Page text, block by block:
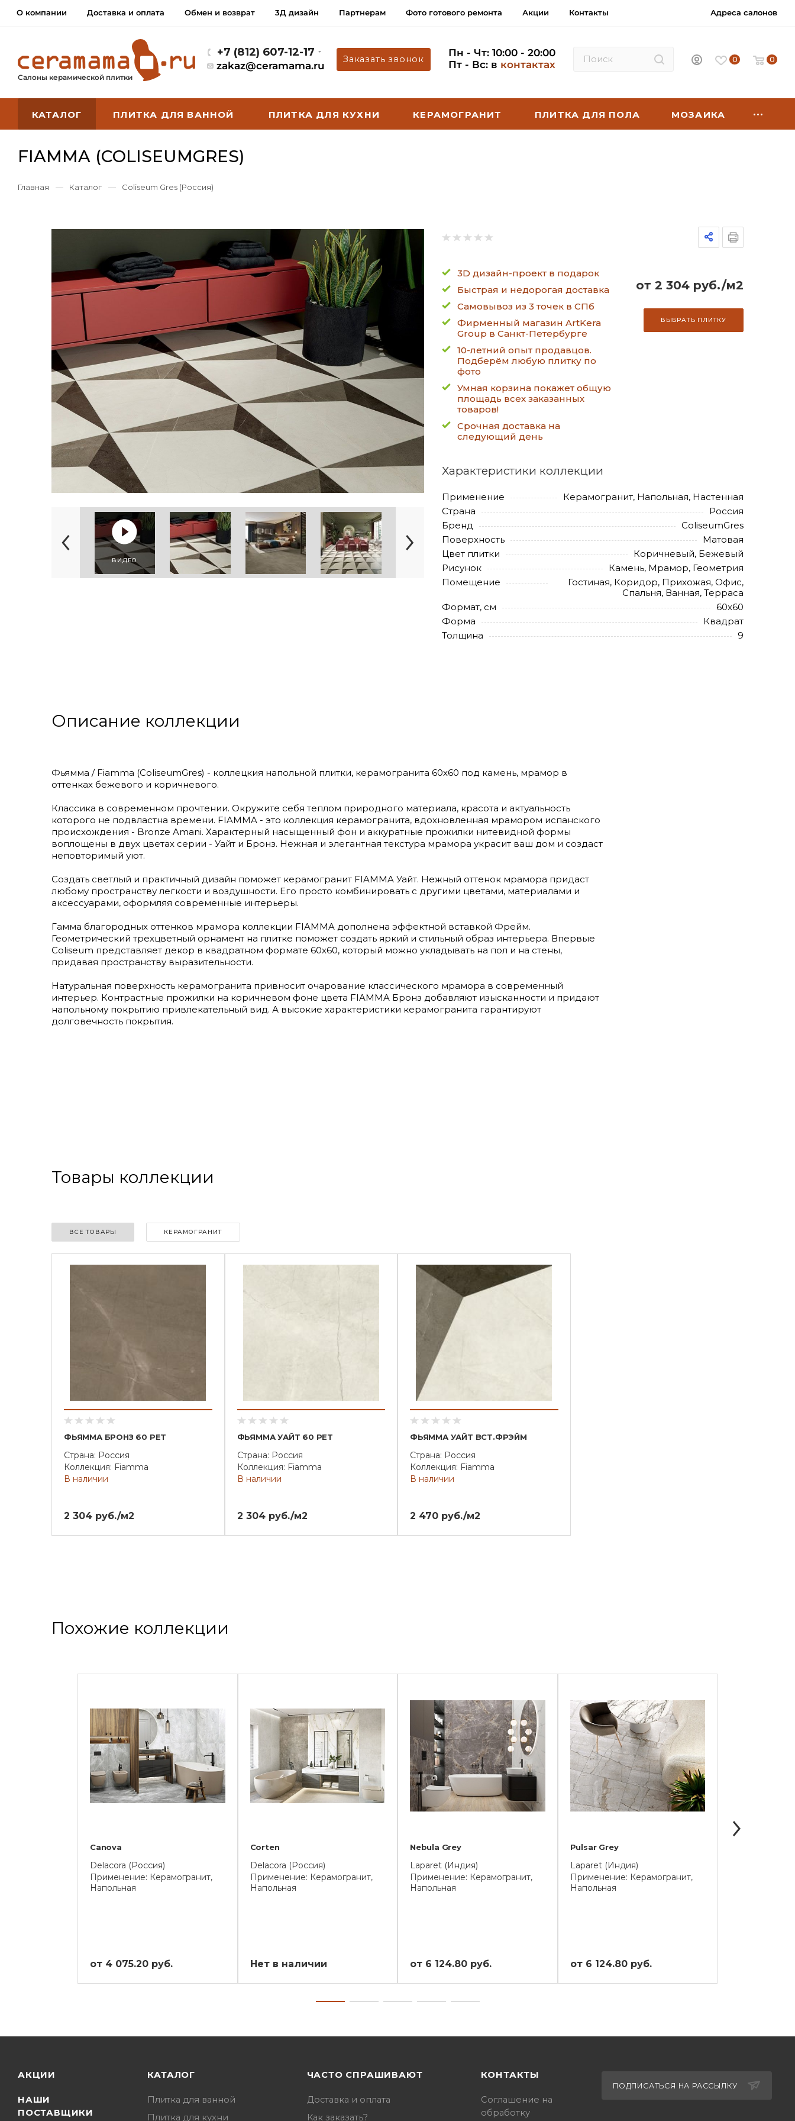
О компании Доставка и оплата Обмен и возврат 3Д дизайн Партнерам Фото готового ремонта Акции Контакты Адреса салонов
Салоны керамической плитки
+7 (812) 607-12-17
zakaz@ceramama.ru
Заказать звонок
Пн - Чт: 10:00 - 20:00
Пт - Вс: в контактах 0 0
КАТАЛОГ ПЛИТКА ДЛЯ ВАННОЙ ПЛИТКА ДЛЯ КУХНИ КЕРАМОГРАНИТ ПЛИТКА ДЛЯ ПОЛА МОЗАИКА
FIAMMA (COLISEUMGRES)
Главная — Каталог — Coliseum Gres (Россия)
ВИДЕО
3D дизайн-проект в подарок
Быстрая и недорогая доставка
Самовывоз из 3 точек в СПб
Фирменный магазин ArtKera
Group в Санкт-Петербурге
10-летний опыт продавцов.
Подберём любую плитку по
фото
Умная корзина покажет общую
площадь всех заказанных
товаров!
Срочная доставка на
следующий день
от 2 304 руб./м2
ВЫБРАТЬ ПЛИТКУ
Характеристики коллекции
Применение
Керамогранит, Напольная, Настенная
Страна
Россия
Бренд
ColiseumGres
Поверхность
Матовая
Цвет плитки
Коричневый, Бежевый
Рисунок
Камень, Мрамор, Геометрия
Помещение
Гостиная, Коридор, Прихожая, Офис,
Спальня, Ванная, Терраса
Формат, см
60x60
Форма
Квадрат
Толщина
9
Описание коллекции
Фьямма / Fiamma (ColiseumGres) - коллецкия напольной плитки, керамогранита 60х60 под камень, мрамор в
оттенках бежевого и коричневого.
Классика в современном прочтении. Окружите себя теплом природного материала, красота и актуальность
которого не подвластна времени. FIAMMA - это коллекция керамогранита, вдохновленная мрамором испанского
происхождения - Bronze Amani. Характерный насыщенный фон и аккуратные прожилки нитевидной формы
воплощены в двух цветах серии - Уайт и Бронз. Нежная и элегантная текстура мрамора украсит ваш дом и создаст
неповторимый уют.
Создать светлый и практичный дизайн поможет керамогранит FIAMMA Уайт. Нежный оттенок мрамора придаст
любому пространству легкости и воздушности. Его просто комбинировать с другими цветами, материалами и
аксессуарами, оформляя современные интерьеры.
Гамма благородных оттенков мрамора коллекции FIAMMA дополнена эффектной вставкой Фрейм.
Геометрический трехцветный орнамент на плитке поможет создать яркий и стильный образ интерьера. Впервые
Coliseum представляет декор в квадратном формате 60х60, который можно укладывать на пол и на стены,
придавая пространству выразительности.
Натуральная поверхность керамогранита привносит очарование классического мрамора в современный
интерьер. Контрастные прожилки на коричневом фоне цвета FIAMMA Бронз добавляют изысканности и придают
напольному покрытию привлекательный вид. А высокие характеристики керамогранита гарантируют
долговечность покрытия.
Товары коллекции
ВСЕ ТОВАРЫ КЕРАМОГРАНИТ
ФЬЯММА БРОНЗ 60 РЕТ
Страна: Россия
Коллекция: Fiamma
В наличии
2 304 руб./м2
ФЬЯММА УАЙТ 60 РЕТ
Страна: Россия
Коллекция: Fiamma
В наличии
2 304 руб./м2
ФЬЯММА УАЙТ ВСТ.ФРЭЙМ
Страна: Россия
Коллекция: Fiamma
В наличии
2 470 руб./м2
Похожие коллекции
Canova
Delacora (Россия)
Применение: Керамогранит,
Напольная
от 4 075.20 руб.
Corten
Delacora (Россия)
Применение: Керамогранит,
Напольная
Нет в наличии
Nebula Grey
Laparet (Индия)
Применение: Керамогранит,
Напольная
от 6 124.80 руб.
Pulsar Grey
Laparet (Индия)
Применение: Керамогранит,
Напольная
от 6 124.80 руб.
АКЦИИ
НАШИ
ПОСТАВЩИКИ
КАТАЛОГ
Плитка для ванной
Плитка для кухни
ЧАСТО СПРАШИВАЮТ
Доставка и оплата
Как заказать?
КОНТАКТЫ
Соглашение на
обработку
ПОДПИСАТЬСЯ НА РАССЫЛКУ